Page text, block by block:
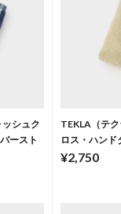
シュク
ースト
TEKLA（テ
ロス・ハンド
¥2,750